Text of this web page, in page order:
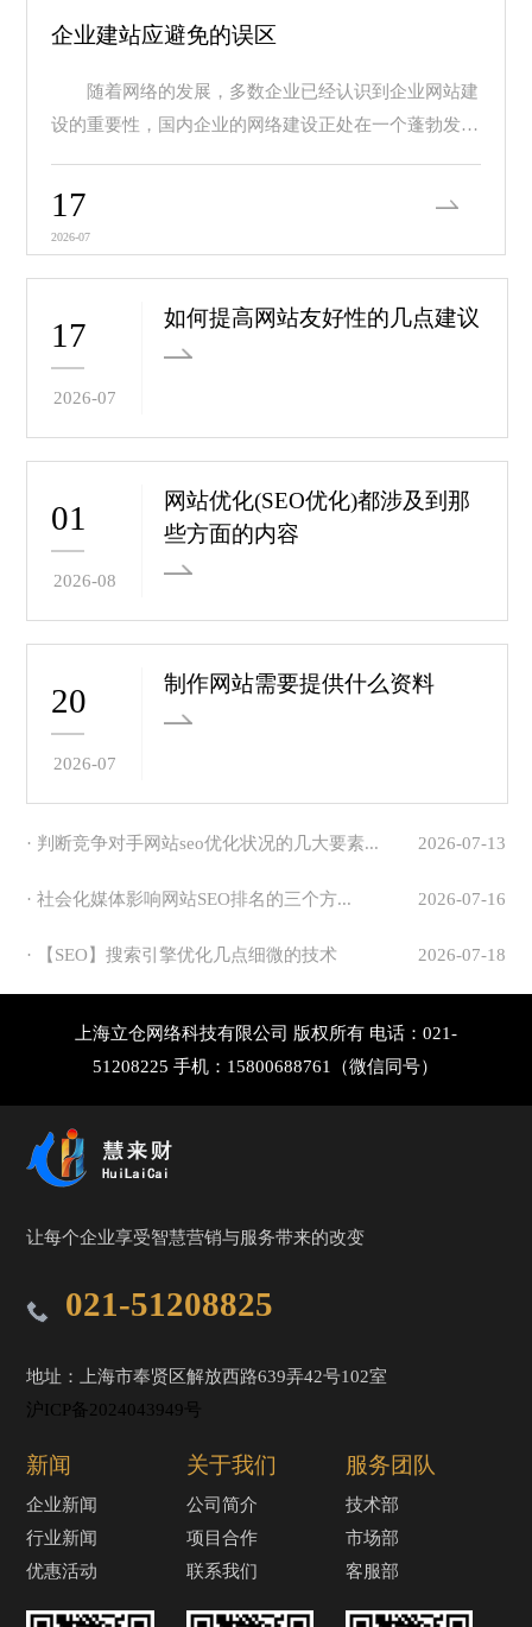
企业建站应避免的误区
随着网络的发展，多数企业已经认识到企业网站建
设的重要性，国内企业的网络建设正处在一个蓬勃发展
17
2026-07
17
2026-07
如何提高网站友好性的几点建议
01
2026-08
网站优化(SEO优化)都涉及到那
些方面的内容
20
2026-07
制作网站需要提供什么资料
2026-07-13
· 判断竞争对手网站seo优化状况的几大要素...
2026-07-16
· 社会化媒体影响网站SEO排名的三个方...
2026-07-18
· 【SEO】搜索引擎优化几点细微的技术
上海立仓网络科技有限公司 版权所有 电话：021-
51208225 手机：15800688761（微信同号）
让每个企业享受智慧营销与服务带来的改变
021-51208825
地址：上海市奉贤区解放西路639弄42号102室
沪ICP备2024043949号
新闻
企业新闻
行业新闻
优惠活动
关于我们
公司简介
项目合作
联系我们
服务团队
技术部
市场部
客服部